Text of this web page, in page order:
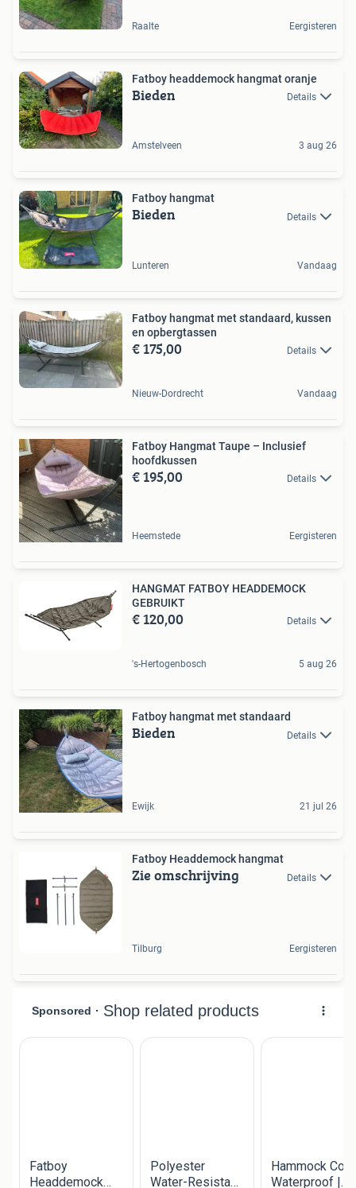
Raalte Eergisteren
Fatboy headdemock hangmat oranje
Bieden Details
Amstelveen 3 aug 26
Fatboy hangmat
Bieden Details
Lunteren Vandaag
Fatboy hangmat met standaard, kussen
en opbergtassen
€ 175,00 Details
Nieuw-Dordrecht Vandaag
Fatboy Hangmat Taupe – Inclusief
hoofdkussen
€ 195,00 Details
Heemstede Eergisteren
HANGMAT FATBOY HEADDEMOCK
GEBRUIKT
€ 120,00 Details
's-Hertogenbosch 5 aug 26
Fatboy hangmat met standaard
Bieden Details
Ewijk 21 jul 26
Fatboy Headdemock hangmat
Zie omschrijving Details
Tilburg Eergisteren